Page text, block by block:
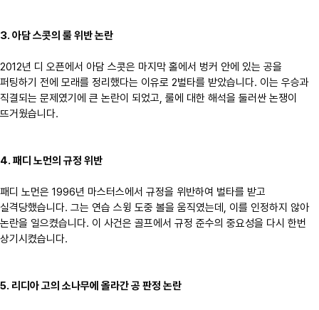
3. 아담 스콧의 룰 위반 논란
2012년 디 오픈에서 아담 스콧은 마지막 홀에서 벙커 안에 있는 공을
퍼팅하기 전에 모래를 정리했다는 이유로 2벌타를 받았습니다. 이는 우승과
직결되는 문제였기에 큰 논란이 되었고, 룰에 대한 해석을 둘러싼 논쟁이
뜨거웠습니다.
4. 패디 노먼의 규정 위반
패디 노먼은 1996년 마스터스에서 규정을 위반하여 벌타를 받고
실격당했습니다. 그는 연습 스윙 도중 볼을 움직였는데, 이를 인정하지 않아
논란을 일으켰습니다. 이 사건은 골프에서 규정 준수의 중요성을 다시 한번
상기시켰습니다.
5. 리디아 고의 소나무에 올라간 공 판정 논란